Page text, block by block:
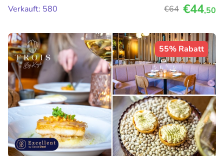
Verkauft: 580
€64 €44,50
55% Rabatt